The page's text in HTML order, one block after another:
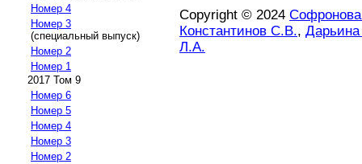
Номер 4
Номер 3
(специальный выпуск)
Номер 2
Номер 1
2017 Том 9
Номер 6
Номер 5
Номер 4
Номер 3
Номер 2
Copyright © 2024
Константинов С.В.,
Л.А.